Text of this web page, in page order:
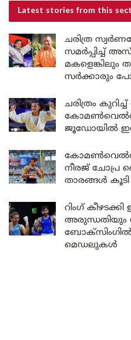
Latest stories from this
ചരിത്ര
സമർപ്പിച്ച്
മകളെങ്കിലും
സർക്കാരും
ചരിത്രം
ജൂഡോയിൽ
നീരജ് ചോപ്ര
താരങ്ങൾ കൂടി
റിംഗ്
അരുന്ധതിയും
ബോക്സിംഗിൽ
മെഡലുകൾ